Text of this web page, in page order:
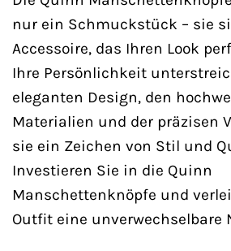
nur ein Schmuckstück – sie
Accessoire, das Ihren Look
Ihre Persönlichkeit
eleganten Design, den
Materialien und der präzisen
sie ein Zeichen von Stil und
Investieren Sie in die Quinn
Manschettenknöpfe und
Outfit eine unverwechselbare